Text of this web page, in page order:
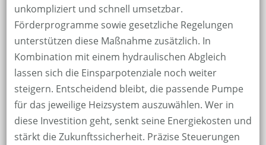
unkompliziert und schnell umsetzbar.
Förderprogramme sowie gesetzliche Regelungen
unterstützen diese Maßnahme zusätzlich. In
Kombination mit einem hydraulischen Abgleich
lassen sich die Einsparpotenziale noch weiter
steigern. Entscheidend bleibt, die passende Pumpe
für das jeweilige Heizsystem auszuwählen. Wer in
diese Investition geht, senkt seine Energiekosten und
stärkt die Zukunftssicherheit. Präzise Steuerungen